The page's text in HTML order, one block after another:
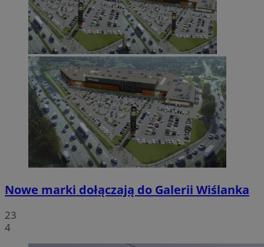
Nowe marki dołączają do Galerii Wiślanka
23
4